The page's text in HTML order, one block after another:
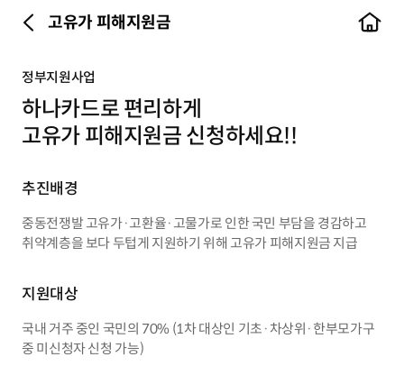
고유가 피해지원금
정부지원사업
하나카드로 편리하게
고유가 피해지원금 신청하세요!!
추진배경
중동전쟁발 고유가·고환율·고물가로 인한 국민 부담을 경감하고
취약계층을 보다 두텁게 지원하기 위해 고유가 피해지원금 지급
지원대상
국내 거주 중인 국민의 70% (1차 대상인 기초·차상위·한부모가구
중 미신청자 신청 가능)